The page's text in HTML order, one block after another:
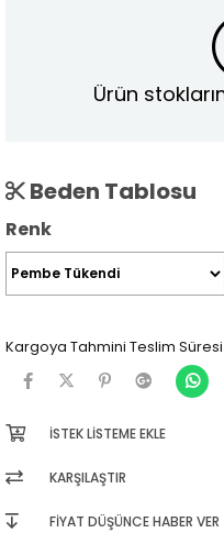
Ürün
Beden Tablosu
Renk
Kargoya Tahmini Teslim Süresi
İSTEK LISTEME EKLE
KARŞILAŞTIR
FIYAT DÜŞÜNCE HABER VER